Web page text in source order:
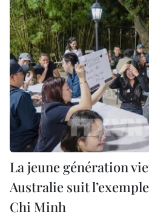
La jeune génération
Australie suit
Chi Minh